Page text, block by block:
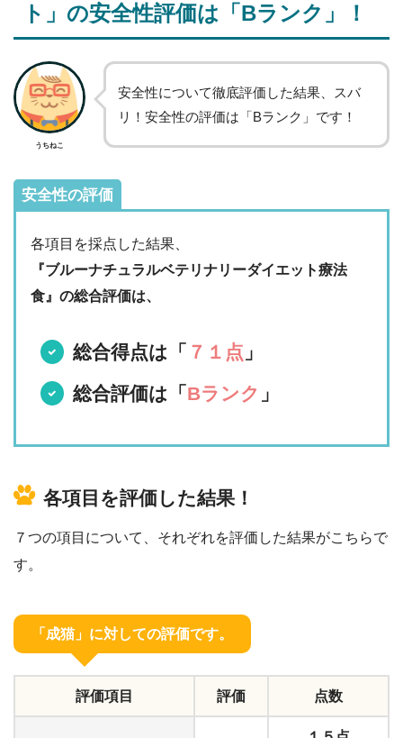
ト」 の安全性評価は「Bランク」！
うちねこ
安全性について徹底評価した結果、スバ
リ！安全性の評価は「Bランク」です！
安全性の評価
各項目を採点した結果、
『ブルーナチュラルベテリナリーダイエット療法
食』の総合評価は、
総合得点は「 ７１点 」
総合評価は「 Bランク 」
各項目を評価した結果！
７つの項目について、それぞれを評価した結果がこちらで
す。
「成猫」に対しての評価です。
評価項目 評価 点数